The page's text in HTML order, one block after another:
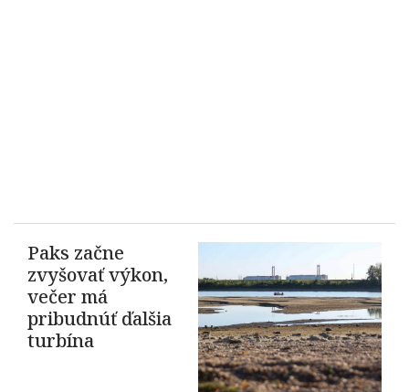
Paks začne
zvyšovať výkon,
večer má
pribudnúť ďalšia
turbína